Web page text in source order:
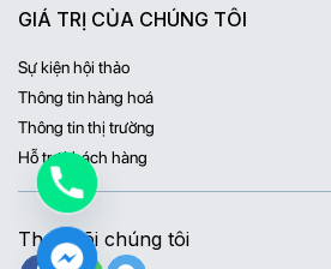
GIÁ TRỊ CỦA CHÚNG TÔI
Sự kiện hội thảo
Thông tin hàng hoá
Thông tin thị trường
Hỗ trợ khách hàng
Theo dõi chúng tôi